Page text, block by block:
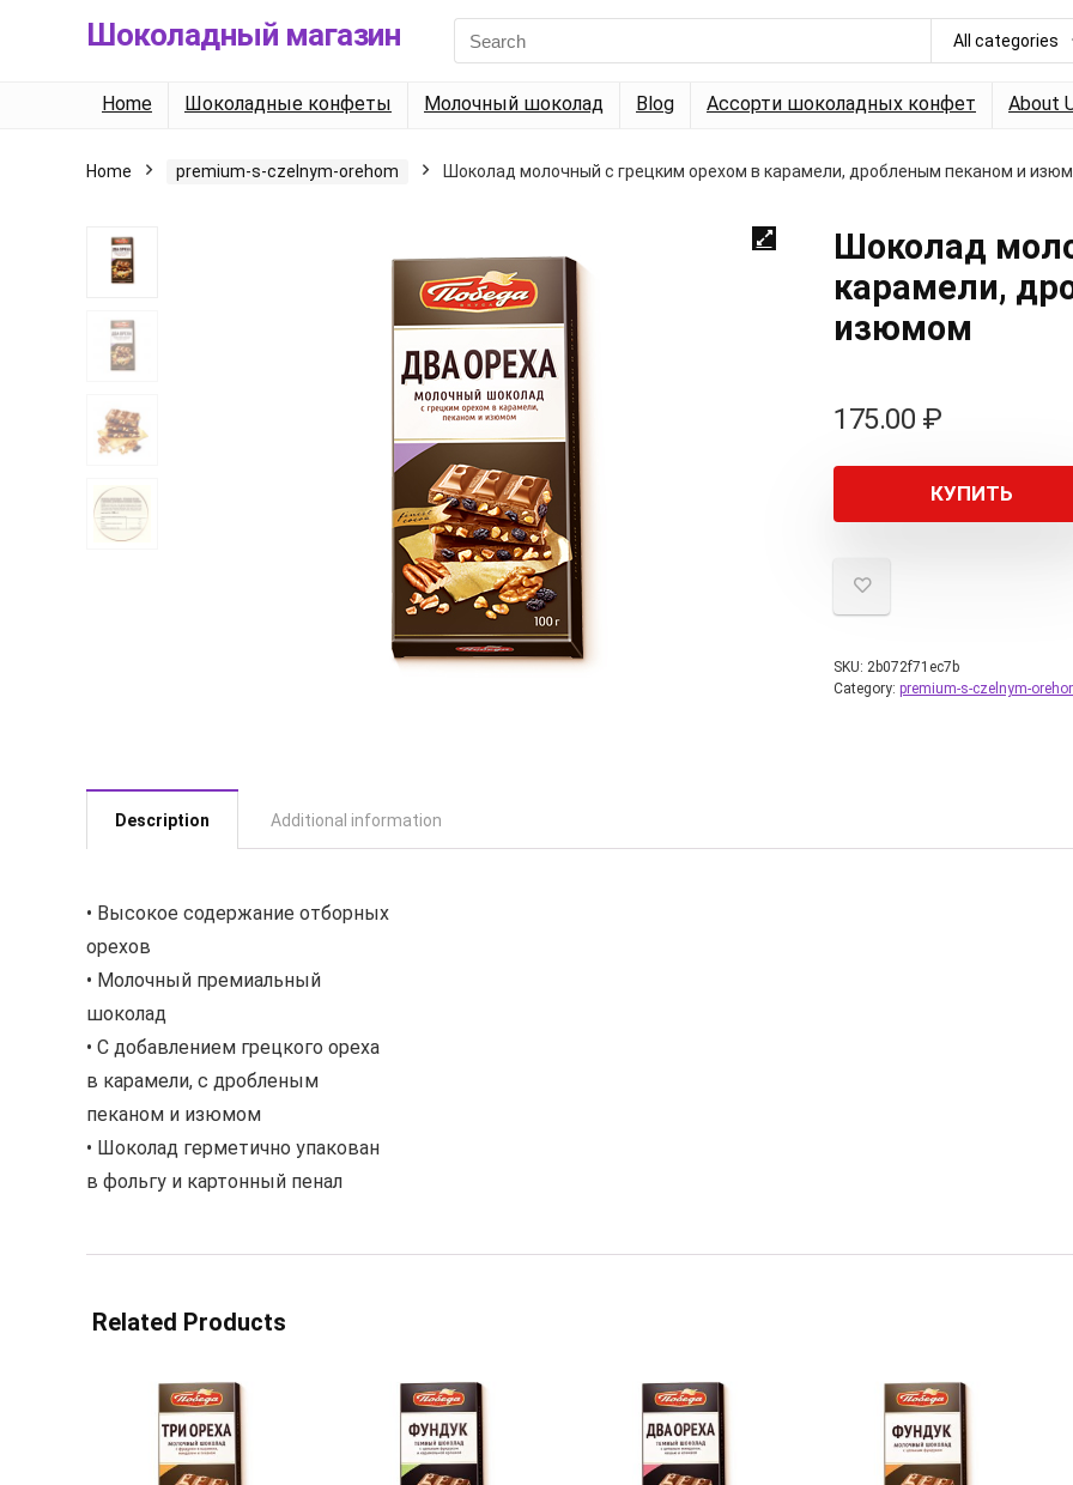
Шоколадный магазин
Search
for:
All categories
Home Шоколадные конфеты Молочный шоколад Blog Ассорти шоколадных конфет About
Home premium-s-czelnym-orehom Шоколад молочный с грецким орехом в карамели, дробленым пеканом и
Шоколад
карамели,
изюмом
175.00 ₽
КУПИТЬ
SKU: 2b072f71ec7b
Category: premium-s-czelnym-
Description Additional information
• Высокое содержание отборных
орехов
• Молочный премиальный
шоколад
• С добавлением грецкого ореха
в карамели, с дробленым
пеканом и изюмом
• Шоколад герметично упакован
в фольгу и картонный пенал
Related Products